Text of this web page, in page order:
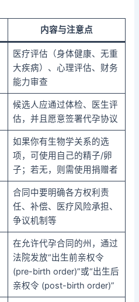
内容与注意点
医疗评估（身体健康、无重
大疾病）、心理评估、财务
能力审查
候选人应通过体检、医生评
估，并且愿意签署代孕协议
如果你有生物学关系的选
项，可使用自己的精子/卵
子；若无，则需使用捐赠者
合同中要明确各方权利责
任、补偿、医疗风险承担、
争议机制等
在允许代孕合同的州，通过
法院发放“出生前亲权令
(pre-birth order)”或“出生后
亲权令 (post-birth order)”